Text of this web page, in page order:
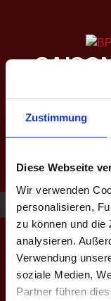
Zustimmung
Diese Webseite
Wir verwenden
personalisieren,
zu können und die
analysieren.
Verwendung
soziale Medien,
Partner führen
OSOBP